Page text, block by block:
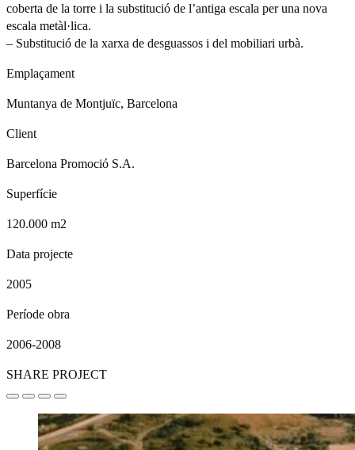
coberta de la torre i la substitució de l’antiga escala per una nova
escala metàl·lica.
– Substitució de la xarxa de desguassos i del mobiliari urbà.
Emplaçament
Muntanya de Montjuïc, Barcelona
Client
Barcelona Promoció S.A.
Superfície
120.000 m2
Data projecte
2005
Període obra
2006-2008
SHARE PROJECT